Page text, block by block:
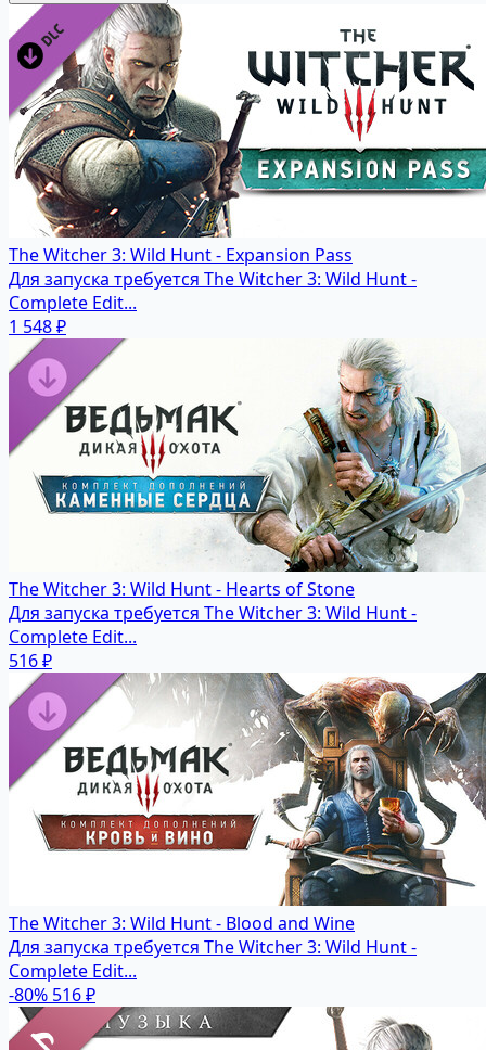
The Witcher 3: Wild Hunt - Expansion Pass
Для запуска требуется The Witcher 3: Wild Hunt -
Complete Edit...
1 548 ₽
The Witcher 3: Wild Hunt - Hearts of Stone
Для запуска требуется The Witcher 3: Wild Hunt -
Complete Edit...
516 ₽
The Witcher 3: Wild Hunt - Blood and Wine
Для запуска требуется The Witcher 3: Wild Hunt -
Complete Edit...
-80% 516 ₽